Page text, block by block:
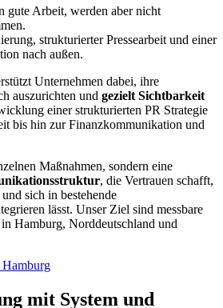
gute Arbeit, werden aber nicht
strukturierter Pressearbeit und einer
nach außen.
Unternehmen dabei, ihre
auszurichten und gezielt Sichtbarkeit
einer strukturierten PR Strategie
bis hin zur Finanzkommunikation und
Maßnahmen, sondern eine
, die Vertrauen schafft,
sich in bestehende
lässt. Unser Ziel sind messbare
Hamburg, Norddeutschland und
mit System und